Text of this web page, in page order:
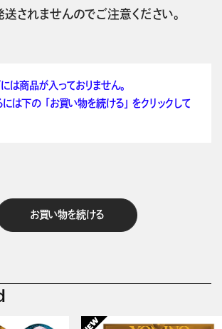
されませんのでご注意ください。
は商品が入っておりません。
は下の 「お買い物を続ける」 をクリックして
お買い物を続ける